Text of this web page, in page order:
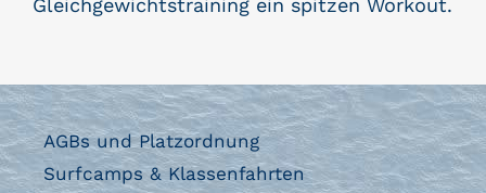
Gleichgewichtstraining ein spitzen Workout.
AGBs und Platzordnung
Surfcamps & Klassenfahrten